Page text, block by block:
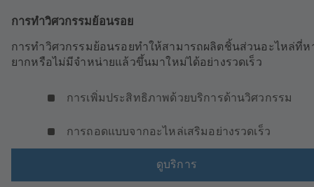
การทำวิศวกรรมย้อนรอย
การทำวิศวกรรมย้อนรอยทำให้สามารถผลิตชิ้นส่วนอะไหล่ที่ห
ยากหรือไม่มีจำหน่ายแล้วขึ้นมาใหม่ได้อย่างรวดเร็ว
การเพิ่มประสิทธิภาพด้วยบริการด้านวิศวกรรม
การถอดแบบจากอะไหล่เสริมอย่างรวดเร็ว
ดูบริการ